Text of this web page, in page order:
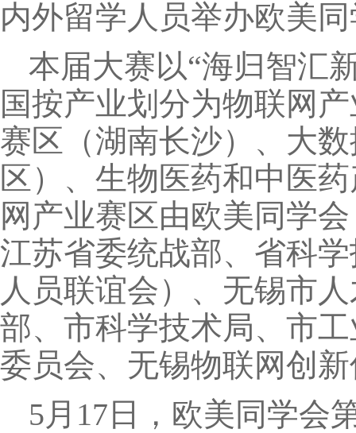
内外留学人员举办欧美
本届大赛以“海归智汇
国按产业划分为物联网
赛区（湖南长沙）、大
区）、生物医药和中医
网产业赛区由欧美同学
江苏省委统战部、省科
人员联谊会）、无锡市
部、市科学技术局、市
委员会、无锡物联网创
5月17日，欧美同学会